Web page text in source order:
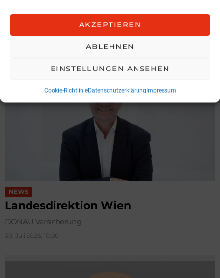
AKZEPTIEREN
ABLEHNEN
EINSTELLUNGEN ANSEHEN
Cookie-RichtlinieDatenschutzerklärungImpressum
zurück
NEWS
Landesdirektion Wien
DONAU Versicherung
30. Juli 2026, 10:00